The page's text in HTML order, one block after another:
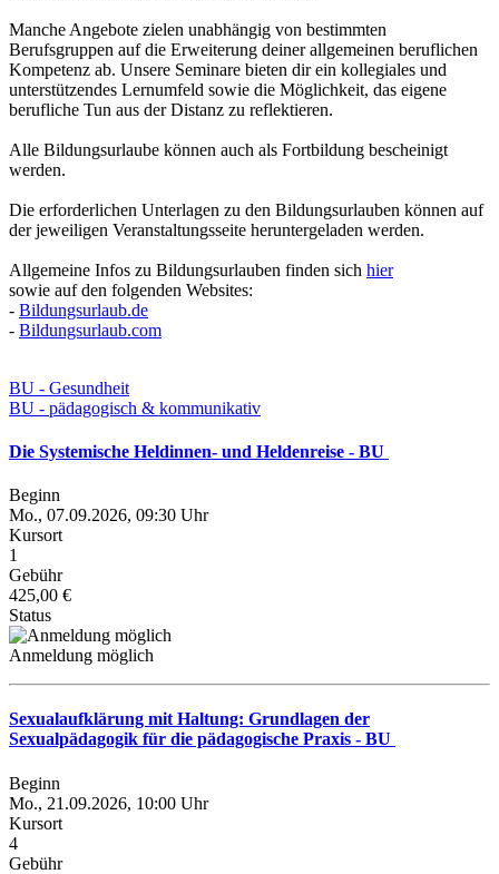
Manche Angebote zielen unabhängig von bestimmten
Berufsgruppen auf die Erweiterung deiner allgemeinen beruflichen
Kompetenz ab. Unsere Seminare bieten dir ein kollegiales und
unterstützendes Lernumfeld sowie die Möglichkeit, das eigene
berufliche Tun aus der Distanz zu reflektieren.
Alle Bildungsurlaube können auch als Fortbildung bescheinigt
werden.
Die erforderlichen Unterlagen zu den Bildungsurlauben können auf
der jeweiligen Veranstaltungsseite heruntergeladen werden.
Allgemeine Infos zu Bildungsurlauben finden sich hier
sowie auf den folgenden Websites:
- Bildungsurlaub.de
- Bildungsurlaub.com
BU - Gesundheit
BU - pädagogisch & kommunikativ
Die Systemische Heldinnen- und Heldenreise - BU
Beginn
Mo., 07.09.2026, 09:30 Uhr
Kursort
1
Gebühr
425,00 €
Status
Anmeldung möglich
Sexualaufklärung mit Haltung: Grundlagen der
Sexualpädagogik für die pädagogische Praxis - BU
Beginn
Mo., 21.09.2026, 10:00 Uhr
Kursort
4
Gebühr